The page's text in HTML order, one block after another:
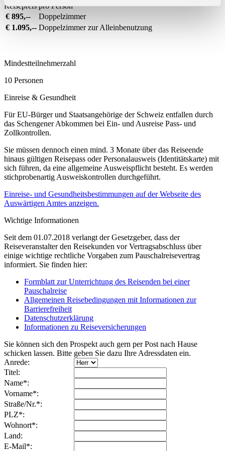
Reisepreis pro Person
€ 895,--
Doppelzimmer
€ 1.095,-- Doppelzimmer zur Alleinbenutzung
Mindestteilnehmerzahl
10 Personen
Einreise & Gesundheit
Für EU-Bürger und Staatsangehörige der Schweiz entfallen durch
das Schengener Abkommen bei Ein- und Ausreise Pass- und
Zollkontrollen.
Sie müssen dennoch einen mind. 3 Monate über das Reiseende
hinaus gültigen Reisepass oder Personalausweis (Identitätskarte) mit
sich führen, da eine allgemeine Ausweispflicht besteht. Es werden
stichprobenartig Ausweiskontrollen durchgeführt.
Einreise- und Gesundheitsbestimmungen auf der Webseite des
Auswärtigen Amtes anzeigen.
Wichtige Informationen
Seit dem 01.07.2018 verlangt der Gesetzgeber, dass der
Reiseveranstalter den Reisekunden vor Vertragsabschluss über
einige wichtige rechtliche Vorgaben zum Pauschalreisevertrag
informiert. Sie finden hier:
Formblatt zur Unterrichtung des Reisenden bei einer
Pauschalreise
Allgemeinen Reisebedingungen mit Informationen zur
Barrierefreiheit
Datenschutzerklärung
Informationen zu Reiseversicherungen
Sie können sich den Prospekt auch gern per Post nach Hause
schicken lassen. Bitte geben Sie dazu Ihre Adressdaten ein.
Anrede:
Titel:
Name*:
Vorname*:
Straße/Nr.*:
PLZ*:
Wohnort*:
Land:
E-Mail*: